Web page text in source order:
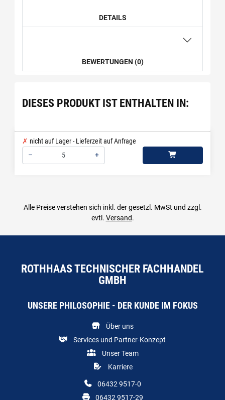
DETAILS
BEWERTUNGEN (0)
DIESES PRODUKT IST ENTHALTEN IN:
nicht auf Lager - Lieferzeit auf Anfrage
–
+
Alle Preise verstehen sich inkl. der gesetzl. MwSt und zzgl.
evtl. Versand.
ROTHHAAS TECHNISCHER FACHHANDEL
GMBH
UNSERE PHILOSOPHIE - DER KUNDE IM FOKUS
Über uns
Services und Partner-Konzept
Unser Team
Karriere
06432 9517-0
06432 9517-29